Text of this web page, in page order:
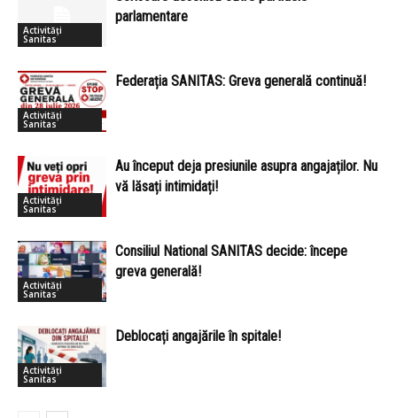
Activități
Sanitas
parlamentare
Activități
Sanitas
Federația SANITAS: Greva generală continuă!
Activități
Sanitas
Au început deja presiunile asupra angajaților. Nu
vă lăsați intimidați!
Activități
Sanitas
Consiliul National SANITAS decide: începe
greva generală!
Activități
Sanitas
Deblocați angajările în spitale!